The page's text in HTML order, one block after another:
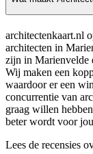
architectenkaart.nl
architecten in
zijn in Marienvelde
Wij maken een
waardoor er een
concurrentie van
graag willen
beter wordt voor
Lees de recensies